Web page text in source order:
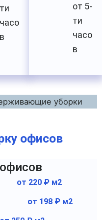
ти
часо
в
от 5-
ти
часо
в
офисов
от 220 ₽ м2
от 198 ₽ м2